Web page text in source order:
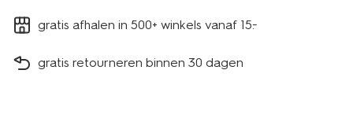
gratis afhalen in 500+ winkels vanaf 15.-
gratis retourneren binnen 30 dagen